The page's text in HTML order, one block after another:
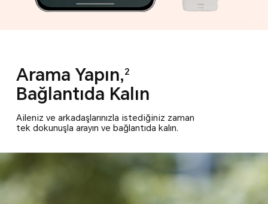
Arama Yapın,2
Bağlantıda Kalın
Aileniz ve arkadaşlarınızla istediğiniz zaman
tek dokunuşla arayın ve bağlantıda kalın.